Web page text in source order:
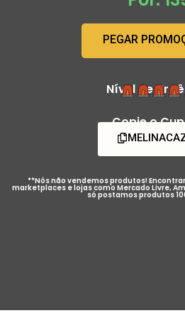
PEGAR
Nível de
Copie o
**Nós não vendemos produtos!
marketplaces e lojas como Mercado Livre,
só postamos produtos